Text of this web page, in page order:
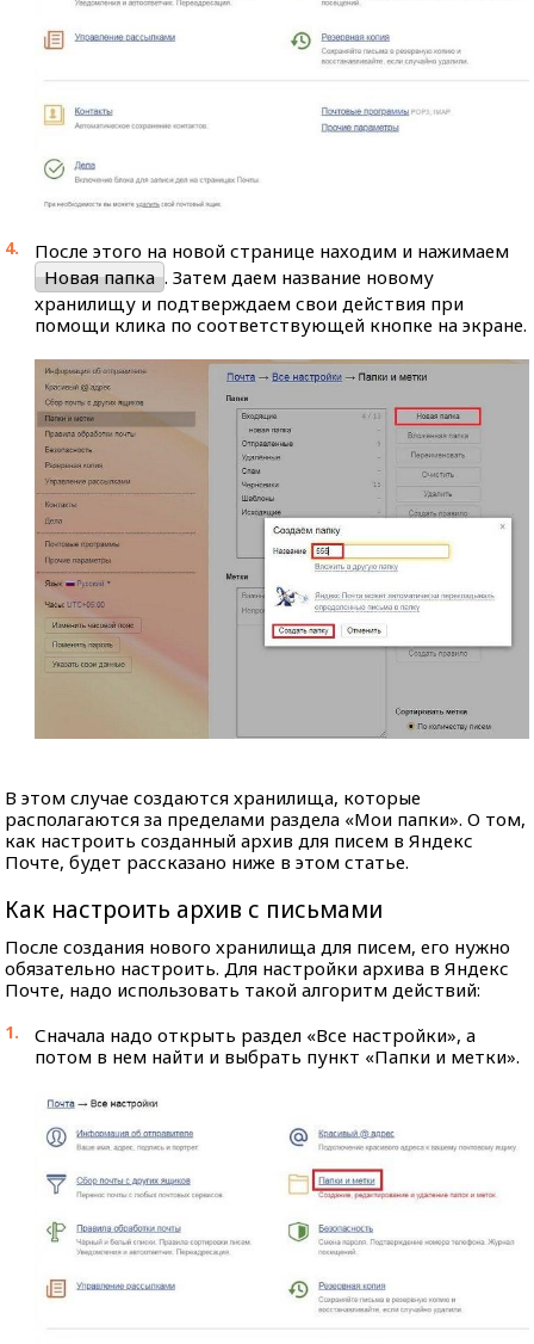
После этого на новой странице находим и нажимаем
Новая папка . Затем даем название новому
хранилищу и подтверждаем свои действия при
помощи клика по соответствующей кнопке на экране.
В этом случае создаются хранилища, которые
располагаются за пределами раздела «Мои папки». О том,
как настроить созданный архив для писем в Яндекс
Почте, будет рассказано ниже в этом статье.
Как настроить архив с письмами
После создания нового хранилища для писем, его нужно
обязательно настроить. Для настройки архива в Яндекс
Почте, надо использовать такой алгоритм действий:
Сначала надо открыть раздел «Все настройки», а
потом в нем найти и выбрать пункт «Папки и метки».